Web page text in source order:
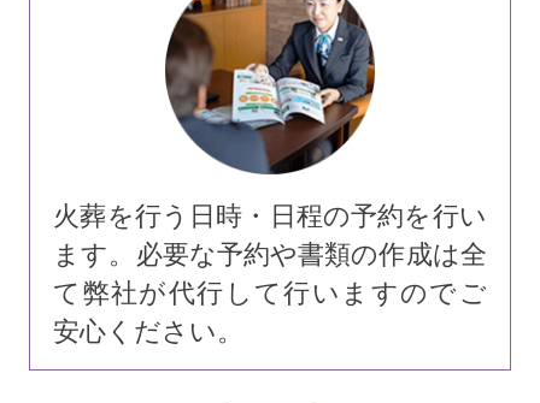
火葬を行う日時・日程の予約を行い
ます。必要な予約や書類の作成は全
て弊社が代行して行いますのでご
安心ください。